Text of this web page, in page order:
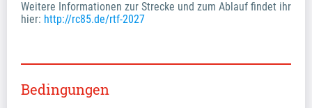
Weitere Informationen zur Strecke und zum Ablauf findet ihr
hier: http://rc85.de/rtf-2027
Bedingungen